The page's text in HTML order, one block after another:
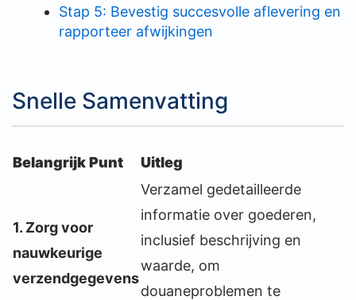
Stap 5: Bevestig succesvolle aflevering en
rapporteer afwijkingen
Snelle Samenvatting
Belangrijk Punt Uitleg
1. Zorg voor
nauwkeurige
verzendgegevens
Verzamel gedetailleerde
informatie over goederen,
inclusief beschrijving en
waarde, om
douaneproblemen te